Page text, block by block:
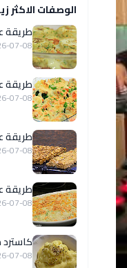
الوصفات الاكثر
طريقة
07-08
طريقة
07-08
07-08
طريقة
07-08
07-08